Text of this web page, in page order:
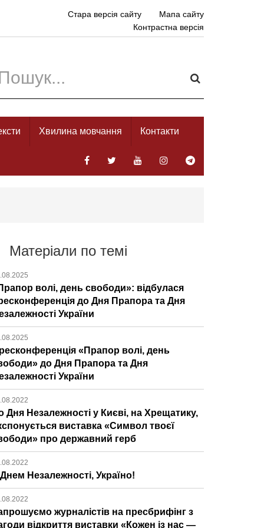
Стара версія сайту
Мапа сайту
Контрастна версія
Хвилина мовчання Контакти
Матеріали по темі
волі, день свободи»: відбулася
до Дня Прапора та Дня
України
«Прапор волі, день
до Дня Прапора та Дня
України
Дня Незалежності у Києві, на Хрещатику,
виставка «Символ твоєї
про державний герб
Незалежності, Україно!
журналістів на пресбрифінг з
відкриття виставки «Кожен із нас —